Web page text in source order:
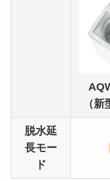
（新
脱水延
長モー
ド